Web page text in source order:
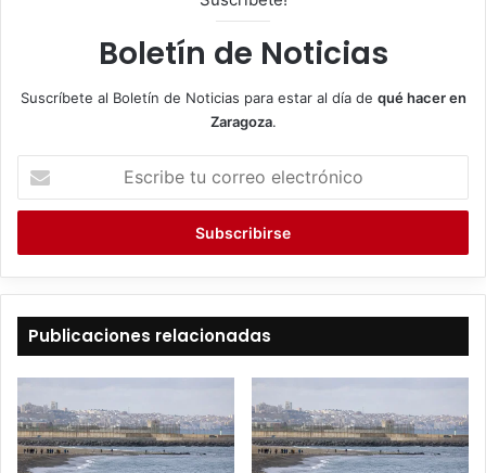
Boletín de Noticias
Suscríbete al Boletín de Noticias para estar al día de qué hacer en
Zaragoza.
c
i
b
r
r
e
Publicaciones relacionadas